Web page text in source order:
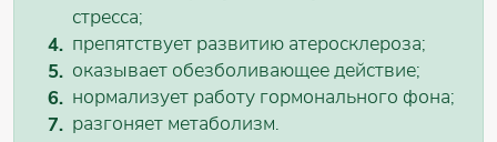
стресса;
препятствует развитию атеросклероза;
оказывает обезболивающее действие;
нормализует работу гормонального фона;
разгоняет метаболизм.